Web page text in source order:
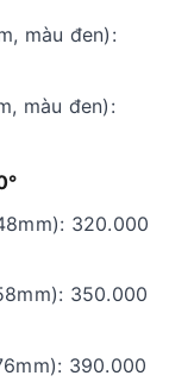
màu đen):
màu đen):
320.000
350.000
390.000